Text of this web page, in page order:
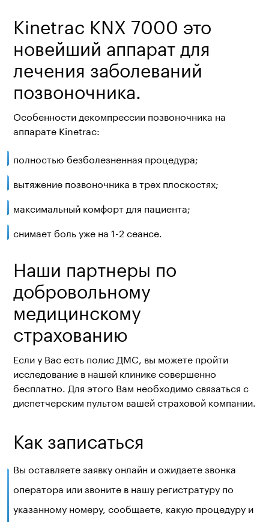
Kinetrac KNX 7000 это
новейший аппарат для
лечения заболеваний
позвоночника.
Особенности декомпрессии позвоночника на
аппарате Kinetrac:
полностью безболезненная процедура;
вытяжение позвоночника в трех плоскостях;
максимальный комфорт для пациента;
снимает боль уже на 1-2 сеансе.
Наши партнеры по
добровольному
медицинскому
страхованию
Если у Вас есть полис ДМС, вы можете пройти
исследование в нашей клинике совершенно
бесплатно. Для этого Вам необходимо связаться с
диспетчерским пультом вашей страховой компании.
Как записаться
Вы оставляете заявку онлайн и ожидаете звонка
оператора или звоните в нашу регистратуру по
указанному номеру, сообщаете, какую процедуру и